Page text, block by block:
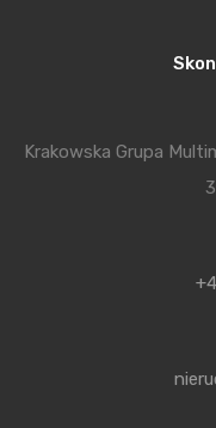
i z pewnością na
Dążymy do tego,
działki utrzymać
ograniczać
skuteczne
Krakowska Grupa